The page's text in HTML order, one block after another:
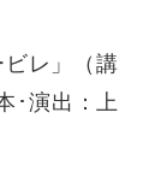
レ」（講
･演出：上